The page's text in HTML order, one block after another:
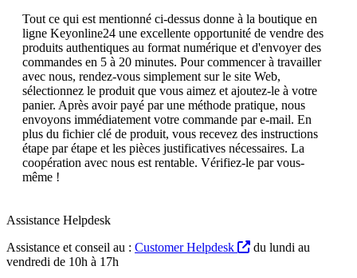
Tout ce qui est mentionné ci-dessus donne à la boutique en
ligne Keyonline24 une excellente opportunité de vendre des
produits authentiques au format numérique et d'envoyer des
commandes en 5 à 20 minutes. Pour commencer à travailler
avec nous, rendez-vous simplement sur le site Web,
sélectionnez le produit que vous aimez et ajoutez-le à votre
panier. Après avoir payé par une méthode pratique, nous
envoyons immédiatement votre commande par e-mail. En
plus du fichier clé de produit, vous recevez des instructions
étape par étape et les pièces justificatives nécessaires. La
coopération avec nous est rentable. Vérifiez-le par vous-
même !
Assistance Helpdesk
Assistance et conseil au : Customer Helpdesk
du lundi au
vendredi de 10h à 17h